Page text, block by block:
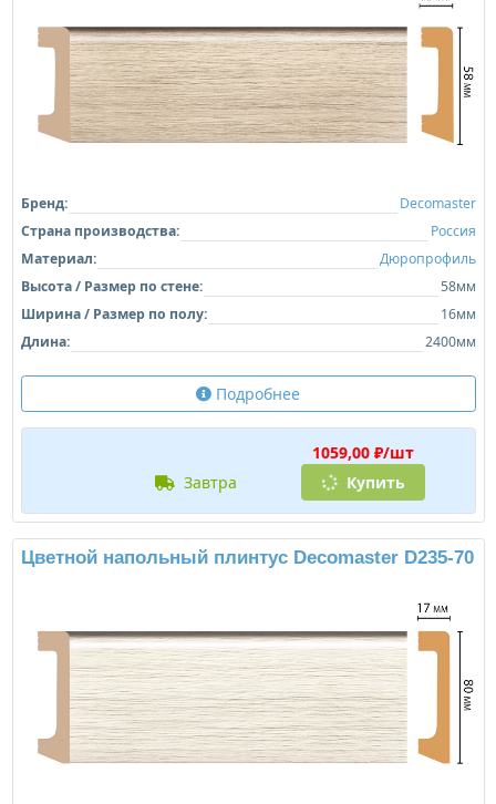
Бренд:
Decomaster
Страна производства:
Россия
Материал:
Дюропрофиль
Высота / Размер по стене:
58мм
Ширина / Размер по полу:
16мм
Длина:
2400мм
Подробнее
1059,00 ₽/шт
завтра
Купить
Цветной напольный плинтус Decomaster D235-70